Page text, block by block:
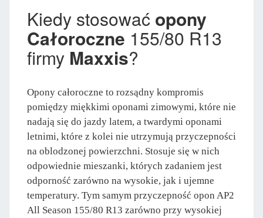
Kiedy stosować opony
Całoroczne 155/80 R13
firmy Maxxis?
Opony całoroczne to rozsądny kompromis
pomiędzy miękkimi oponami zimowymi, które nie
nadają się do jazdy latem, a twardymi oponami
letnimi, które z kolei nie utrzymują przyczepności
na oblodzonej powierzchni. Stosuje się w nich
odpowiednie mieszanki, których zadaniem jest
odporność zarówno na wysokie, jak i ujemne
temperatury. Tym samym przyczepność opon AP2
All Season 155/80 R13 zarówno przy wysokiej